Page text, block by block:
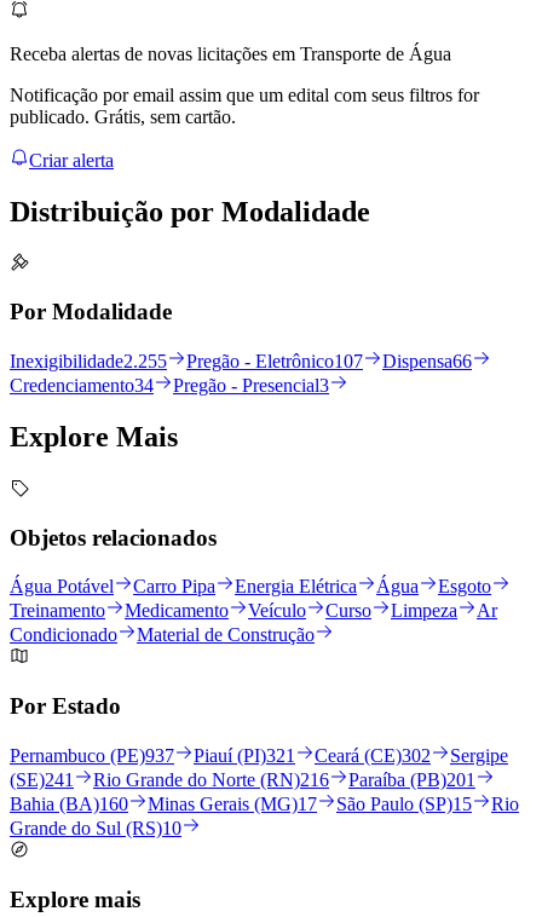
Receba alertas de novas licitações em Transporte de Água
Notificação por email assim que um edital com seus filtros for
publicado. Grátis, sem cartão.
Criar alerta
Distribuição por Modalidade
Por Modalidade
Inexigibilidade2.255 Pregão - Eletrônico107 Dispensa66
Credenciamento34 Pregão - Presencial3
Explore Mais
Objetos relacionados
Água Potável Carro Pipa Energia Elétrica Água
Esgoto
Treinamento
Medicamento Veículo Curso Limpeza
Ar
Condicionado
Material de Construção
Por Estado
Pernambuco (PE)937 Piauí (PI)321 Ceará (CE)302
Sergipe
(SE)241 Rio Grande do Norte (RN)216 Paraíba (PB)201
Bahia (BA)160 Minas Gerais (MG)17 São Paulo (SP)15
Rio
Grande do Sul (RS)10
Explore mais